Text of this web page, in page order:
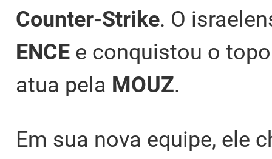
Counter-Strike. O
ENCE e conquistou o
atua pela MOUZ.
Em sua nova equipe, ele